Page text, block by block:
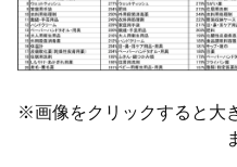
※画像をクリックすると大